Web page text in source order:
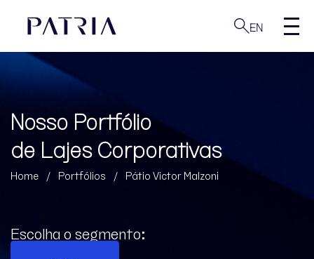
EN
Nosso Portfólio
de Lajes Corporativas
Home / Portfólios / Pátio Victor Malzoni
Escolha o segmento: